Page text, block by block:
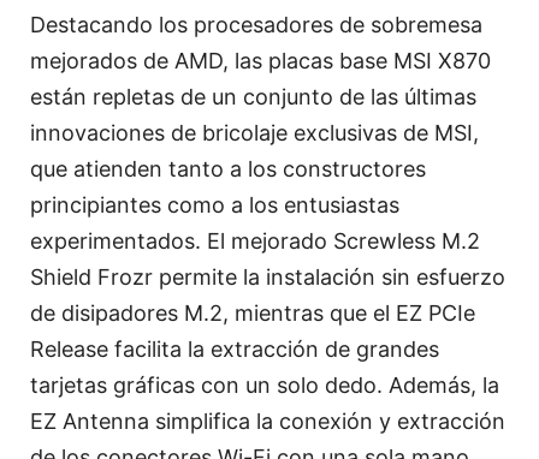
Destacando los procesadores de sobremesa
mejorados de AMD, las placas base MSI X870
están repletas de un conjunto de las últimas
innovaciones de bricolaje exclusivas de MSI,
que atienden tanto a los constructores
principiantes como a los entusiastas
experimentados. El mejorado Screwless M.2
Shield Frozr permite la instalación sin esfuerzo
de disipadores M.2, mientras que el EZ PCIe
Release facilita la extracción de grandes
tarjetas gráficas con un solo dedo. Además, la
EZ Antenna simplifica la conexión y extracción